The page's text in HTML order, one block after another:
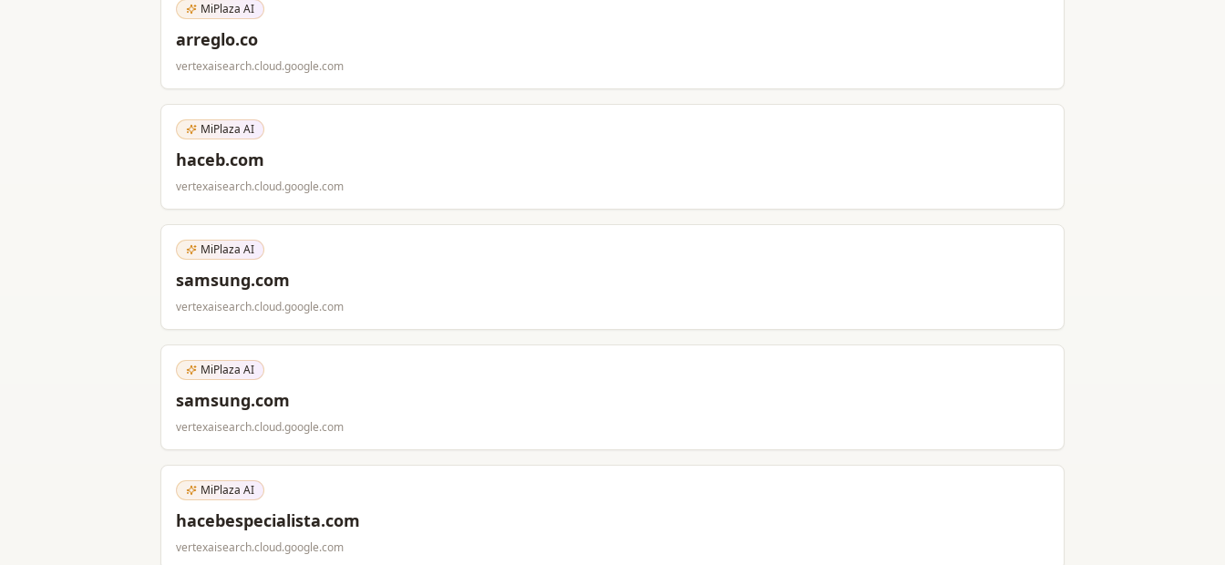
MiPlaza AI
arreglo.co
vertexaisearch.cloud.google.com
MiPlaza AI
haceb.com
vertexaisearch.cloud.google.com
MiPlaza AI
samsung.com
vertexaisearch.cloud.google.com
MiPlaza AI
samsung.com
vertexaisearch.cloud.google.com
MiPlaza AI
hacebespecialista.com
vertexaisearch.cloud.google.com